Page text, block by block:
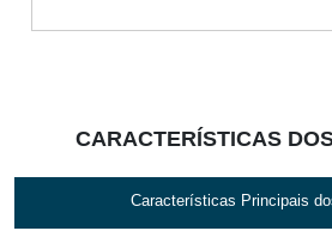
CARACTERÍSTICAS
Características Principais